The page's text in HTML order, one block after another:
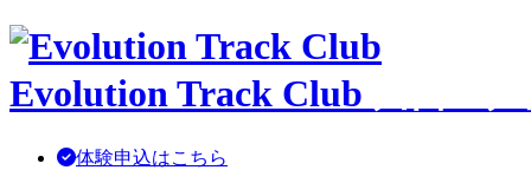
コ
テ
ン
Evolution Track Club
体験申込はこちら